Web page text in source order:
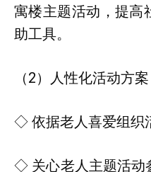
寓楼主题活动，提高
助工具。
（2）人性化活动方案
◇ 依据老人喜爱组织
◇ 关心老人主题活动